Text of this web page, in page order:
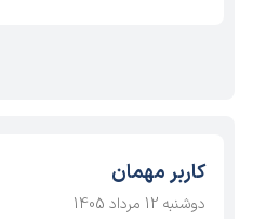
کاربر مهمان
دوشنبه 12 مرداد 1405